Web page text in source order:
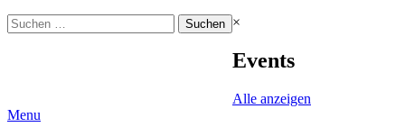
Suchen
nach:
×
Events
Alle anzeigen
Menu